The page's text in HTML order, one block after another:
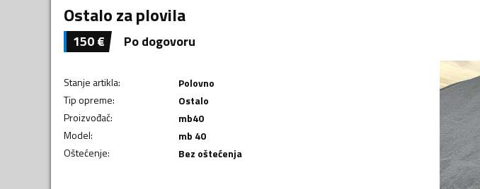
Ostalo za plovila
150€ Po dogovoru
Stanje artikla:
Polovno
Tip opreme:
Ostalo
Proizvođač:
mb40
Model:
mb 40
Oštećenje: Bez oštećenja